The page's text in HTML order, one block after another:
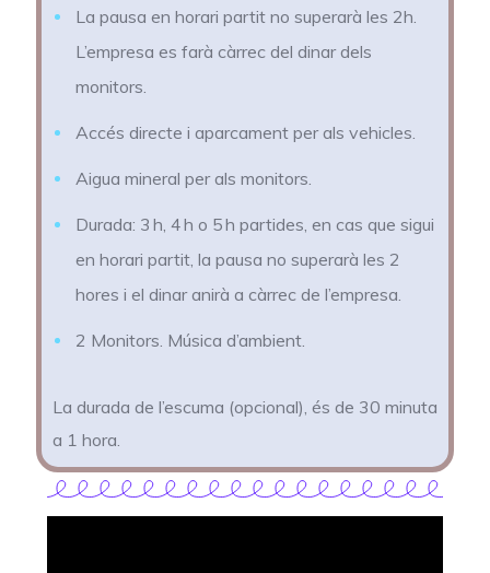
La pausa en horari partit no superarà les 2h.
L’empresa es farà càrrec del dinar dels
monitors.
Accés directe i aparcament per als vehicles.
Aigua mineral per als monitors.
Durada: 3 h, 4 h o 5 h partides, en cas que sigui
en horari partit, la pausa no superarà les 2
hores i el dinar anirà a càrrec de l’empresa.
2 Monitors. Música d’ambient.
La durada de l’escuma (opcional), és de 30 minuta
a 1 hora.